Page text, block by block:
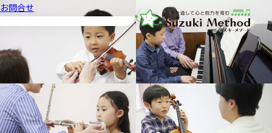
音楽教室スズキ・メソード | 公益
お問合せ